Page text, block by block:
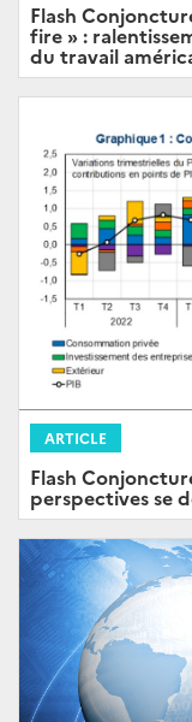
Flash
fire » :
du travail
ARTICLE
Flash
perspectives se